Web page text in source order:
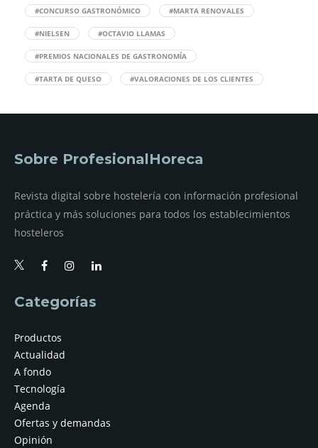
#CONCURSO GASTRONÓMICO #MARTA RENOVALES
#NIELSEN #OCTAVIO LLAMAS
#PREMIOS NACIONALES DE GASTRONOMÍA
#TARTA DE QUESO #VALORACIONES DE LOS CLIENTES
Sobre ProfesionalHoreca
Revista digital sobre hostelería con información profesional
práctica y más soluciones para todos los establecimientos
hosteleros
Categorías
Productos
Actualidad
A fondo
Tecnología
Agenda
Ofertas y demandas
Opinión